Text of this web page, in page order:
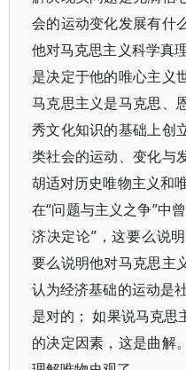
会的运动变化发展有什
他对马克思主义科学真
是决定于他的唯心主义
马克思主义是马克思、
秀文化知识的基础上创
类社会的运动、变化与
胡适对历史唯物主义和
在“问题与主义之争”中
济决定论”，这要么说
要么说明他对马克思主
认为经济基础的运动是
是对的； 如果说马克思
的决定因素，这是曲解